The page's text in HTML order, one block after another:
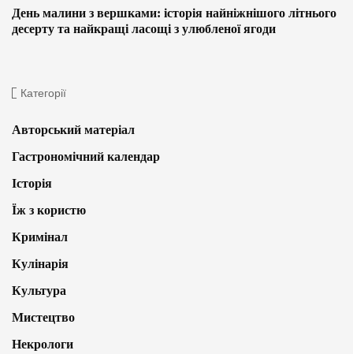
День малини з вершками: історія найніжнішого літнього
десерту та найкращі ласощі з улюбленої ягоди
Категорії
Авторський матеріал
Гастрономічний календар
Історія
Їж з користю
Кримінал
Кулінарія
Культура
Мистецтво
Некрологи